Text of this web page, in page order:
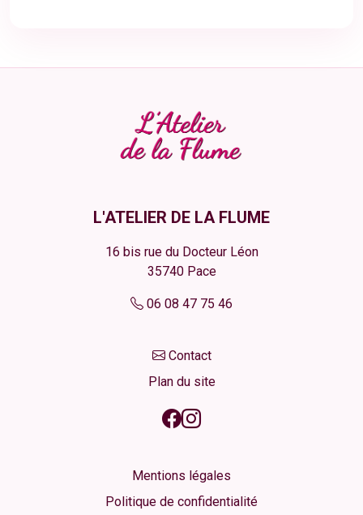
L'ATELIER DE LA FLUME
16 bis rue du Docteur Léon
35740 Pace
06 08 47 75 46
Contact
Plan du site
Mentions légales
Politique de confidentialité